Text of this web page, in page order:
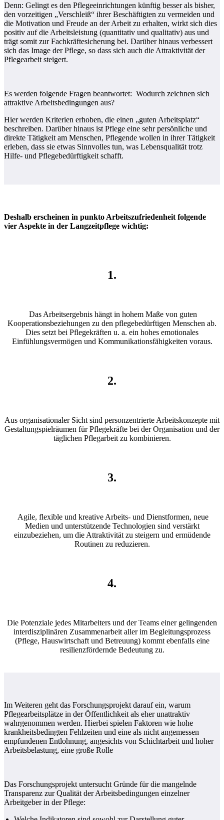
Denn: Gelingt es den Pflegeeinrichtungen künftig besser als bisher,
den vorzeitigen „Verschleiß“ ihrer Beschäftigten zu vermeiden und
die Motivation und Freude an der Arbeit zu erhalten, wirkt sich dies
positiv auf die Arbeitsleistung (quantitativ und qualitativ) aus und
trägt somit zur Fachkräftesicherung bei. Darüber hinaus verbessert
sich das Image der Pflege, so dass sich auch die Attraktivität der
Pflegearbeit steigert.
Es werden folgende Fragen beantwortet: Wodurch zeichnen sich
attraktive Arbeitsbedingungen aus?
Hier werden Kriterien erhoben, die einen „guten Arbeitsplatz“
beschreiben. Darüber hinaus ist Pflege eine sehr persönliche und
direkte Tätigkeit am Menschen, Pflegende wollen in ihrer Tätigkeit
erleben, dass sie etwas Sinnvolles tun, was Lebensqualität trotz
Hilfe- und Pflegebedürftigkeit schafft.
Deshalb erscheinen in punkto Arbeitszufriedenheit folgende
vier Aspekte in der Langzeitpflege wichtig:
1.
Das Arbeitsergebnis hängt in hohem Maße von guten
Kooperationsbeziehungen zu den pflegebedürftigen Menschen ab.
Dies setzt bei Pflegekräften u. a. ein hohes emotionales
Einfühlungsvermögen und Kommunikationsfähigkeiten voraus.
2.
Aus organisationaler Sicht sind personzentrierte Arbeitskonzepte mit
Gestaltungspielräumen für Pflegekräfte bei der Organisation und der
täglichen Pflegarbeit zu kombinieren.
3.
Agile, flexible und kreative Arbeits- und Dienstformen, neue
Medien und unterstützende Technologien sind verstärkt
einzubeziehen, um die Attraktivität zu steigern und ermüdende
Routinen zu reduzieren.
4.
Die Potenziale jedes Mitarbeiters und der Teams einer gelingenden
interdisziplinären Zusammenarbeit aller im Begleitungsprozess
(Pflege, Hauswirtschaft und Betreuung) kommt ebenfalls eine
resilienzfördernde Bedeutung zu.
Im Weiteren geht das Forschungsprojekt darauf ein, warum
Pflegearbeitsplätze in der Öffentlichkeit als eher unattraktiv
wahrgenommen werden. Hierbei spielen Faktoren wie hohe
krankheitsbedingten Fehlzeiten und eine als nicht angemessen
empfundenen Entlohnung, angesichts von Schichtarbeit und hoher
Arbeitsbelastung, eine große Rolle
Das Forschungsprojekt untersucht Gründe für die mangelnde
Transparenz zur Qualität der Arbeitsbedingungen einzelner
Arbeitgeber in der Pflege: